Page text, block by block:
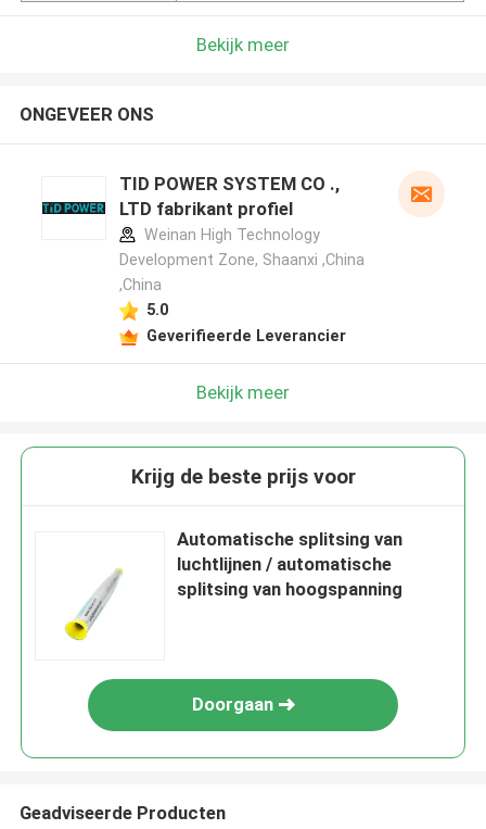
Bekijk meer
ONGEVEER ONS
TID POWER SYSTEM CO .,
LTD fabrikant profiel
Weinan High Technology
Development Zone, Shaanxi ,China
,China
5.0
Geverifieerde Leverancier
Bekijk meer
Krijg de beste prijs voor
Automatische splitsing van
luchtlijnen / automatische
splitsing van hoogspanning
Doorgaan
Geadviseerde Producten